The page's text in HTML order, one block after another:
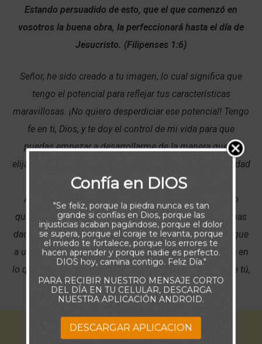
Estando persuadido de esto, que el que comenzó en
vosotros la buena obra, la perfeccionará hasta el día de
Jesucristo. (Filipenses 1:6)
Señor, he sido creado a tu imagen, lo cual significa que
tengo el potencial para reflejar tus características
maravillosas. ¡No quiero desperdiciar ese potencial! Tengo
fe en ti, Dios, y te doy el control de mi vida para que
puedas empezar a desarrollarme de la manera que tú
elijas. Que tu Espíritu Santo me ayude a reflejar tu santidad
y a usar mis dones espirituales para ayudar a otros.
Ayúdame a tener una visión sincera de mí mismo; no
quiero ser orgulloso debido a las habilidades que me has
dado, pero tampoco quiero ser tan modesto que no llegue
a usarlas para tu gloria. Mi potencial total no se origina en
lo que puedo hacer por mi propia cuenta, sino en lo que tú,
Dios, puedes hacer a través de mí.
Confía en DIOS
"Se feliz, porque la piedra nunca es tan
grande si confías en Dios, porque las
injusticias acaban pagándose, porque el dolor
se supera, porque el coraje te levanta, porque
el miedo te fortalece, porque los errores te
hacen aprender y porque nadie es perfecto.
DIOS hoy, camina contigo. Feliz Día."
PARA RECIBIR NUESTRO MENSAJE CORTO
DEL DÍA EN TU CELULAR, DESCARGA
NUESTRA APLICACIÓN ANDROID.
DESCARGAR APLICACION